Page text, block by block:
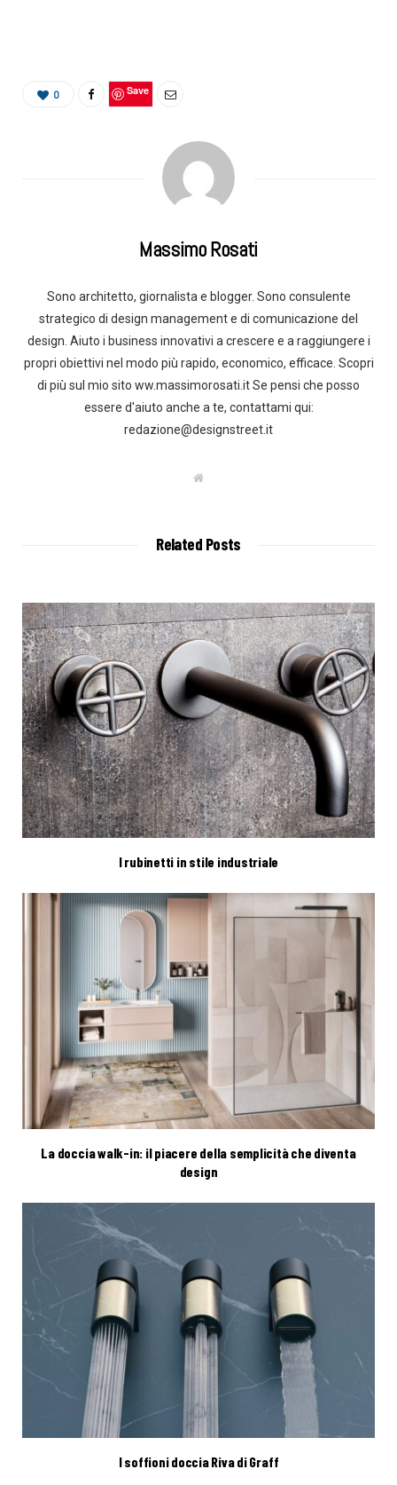
0 Save
Massimo Rosati
Sono architetto, giornalista e blogger. Sono consulente
strategico di design management e di comunicazione del
design. Aiuto i business innovativi a crescere e a raggiungere i
propri obiettivi nel modo più rapido, economico, efficace. Scopri
di più sul mio sito ww.massimorosati.it Se pensi che posso
essere d'aiuto anche a te, contattami qui:
redazione@designstreet.it
W
Related Posts
I rubinetti in stile industriale
La doccia walk-in: il piacere della semplicità che diventa
design
I soffioni doccia Riva di Graff